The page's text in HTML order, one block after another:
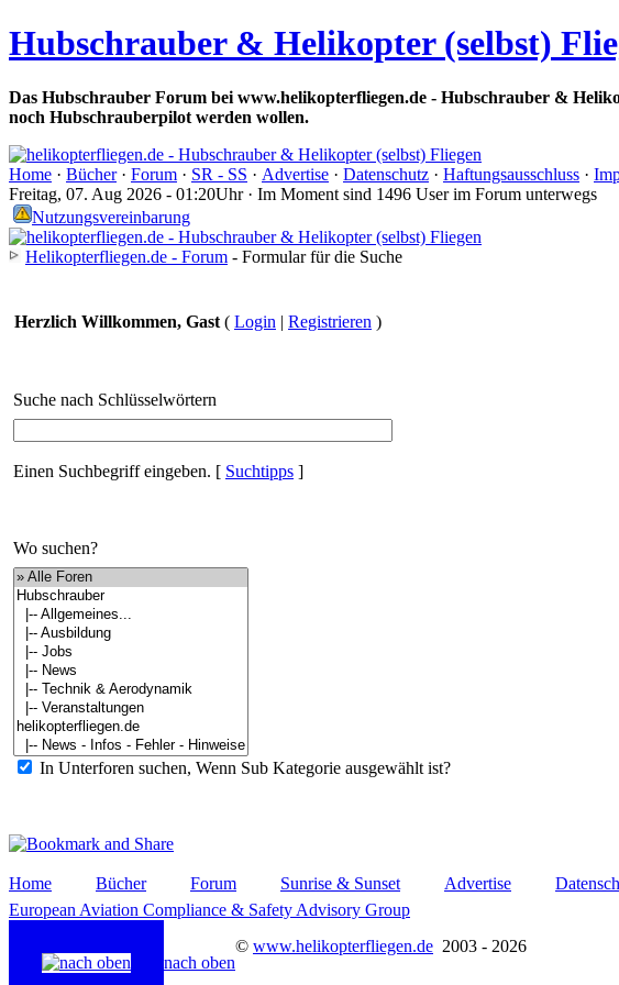
Hubschrauber & Helikopter (selbst)
Das Hubschrauber Forum bei www.helikopterfliegen.de - Hubschrauber &
noch Hubschrauberpilot werden wollen.
Home · Bücher· Forum · SR - SS · Advertise · Datenschutz · Haftungsausschluss ·
Freitag, 07. Aug 2026 - 01:20Uhr · Im Moment sind 1496 User im Forum unterwegs
Nutzungsvereinbarung
Helikopterfliegen.de - Forum - Formular für die Suche
Herzlich Willkommen, Gast ( Login | Registrieren )
Suche nach Schlüsselwörtern
Einen Suchbegriff eingeben. [ Suchtipps ]
Wo suchen?
In Unterforen suchen, Wenn Sub Kategorie ausgewählt ist?
Home Bücher Forum Sunrise & Sunset Advertise
European Aviation Compliance & Safety Advisory Group
nach oben
© www.helikopterfliegen.de 2003 - 2026